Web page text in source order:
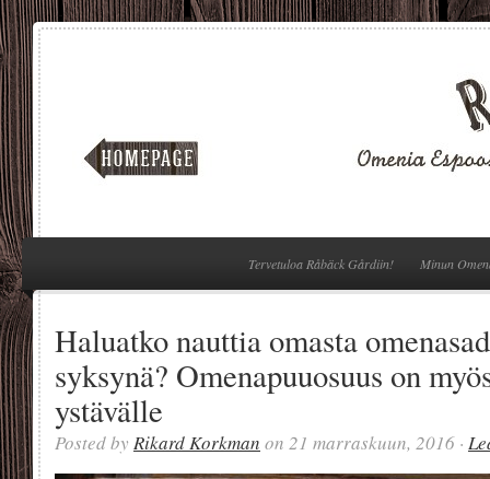
Tervetuloa Råbäck Gårdiin! Minun
Haluatko nauttia omasta
syksynä? Omenapuuosuus on
ystävälle
Posted by Rikard Korkman on 21 marraskuun, 2016 ·